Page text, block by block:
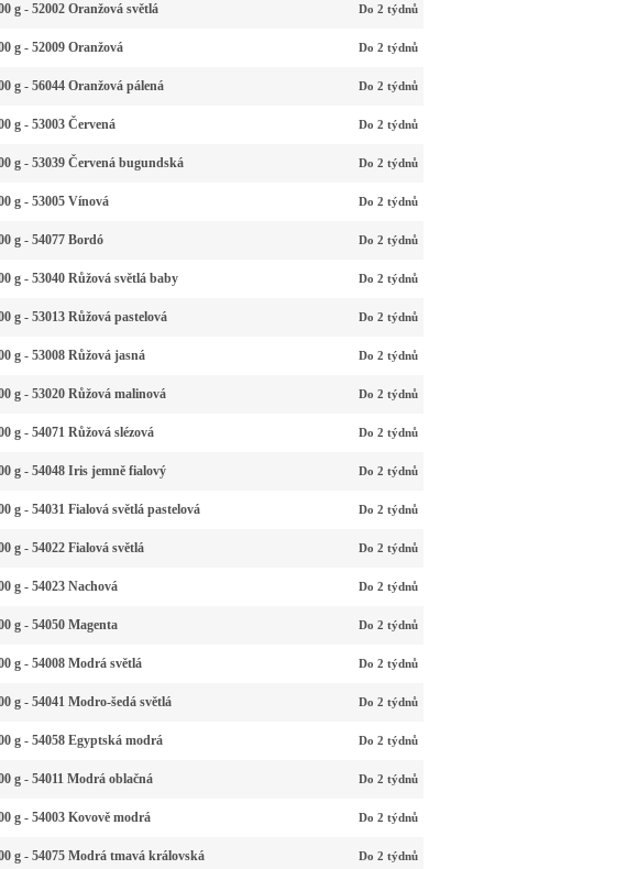
g - 52002 Oranžová světlá Do 2 týdnů
g - 52009 Oranžová Do 2 týdnů
g - 56044 Oranžová pálená Do 2 týdnů
g - 53003 Červená Do 2 týdnů
g - 53039 Červená bugundská Do 2 týdnů
g - 53005 Vínová Do 2 týdnů
g - 54077 Bordó Do 2 týdnů
g - 53040 Růžová světlá baby Do 2 týdnů
g - 53013 Růžová pastelová Do 2 týdnů
g - 53008 Růžová jasná Do 2 týdnů
g - 53020 Růžová malinová Do 2 týdnů
g - 54071 Růžová slézová Do 2 týdnů
g - 54048 Iris jemně fialový Do 2 týdnů
g - 54031 Fialová světlá pastelová Do 2 týdnů
g - 54022 Fialová světlá Do 2 týdnů
g - 54023 Nachová Do 2 týdnů
g - 54050 Magenta Do 2 týdnů
g - 54008 Modrá světlá Do 2 týdnů
g - 54041 Modro-šedá světlá Do 2 týdnů
g - 54058 Egyptská modrá Do 2 týdnů
g - 54011 Modrá oblačná Do 2 týdnů
g - 54003 Kovově modrá Do 2 týdnů
g - 54075 Modrá tmavá královská Do 2 týdnů